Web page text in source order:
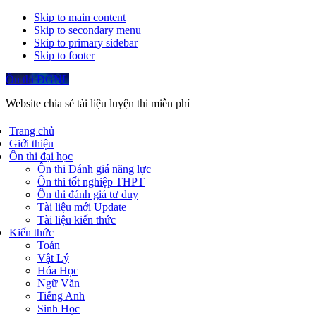
Skip to main content
Skip to secondary menu
Skip to primary sidebar
Skip to footer
Ôn thi ĐGNL
Website chia sẻ tài liệu luyện thi miễn phí
Trang chủ
Giới thiệu
Ôn thi đại học
Ôn thi Đánh giá năng lực
Ôn thi tốt nghiệp THPT
Ôn thi đánh giá tư duy
Tài liệu mới Update
Tài liệu kiến thức
Kiến thức
Toán
Vật Lý
Hóa Học
Ngữ Văn
Tiếng Anh
Sinh Học